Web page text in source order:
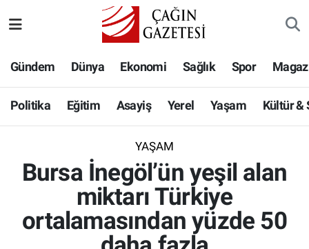
Gündem Dünya Ekonomi Sağlık Spor
Politika Eğitim Asayiş Yerel Yaşam Kültür &
YAŞAM
Bursa İnegöl’ün yeşil alan
miktarı Türkiye
ortalamasından yüzde 50
Eğitim
Asayiş
Kültür & Sanat
Hava Durumu
Namaz Vakitleri
Trafik Durumu
Süper Lig Puan Durumu ve Fikstür
Tüm Manşetler